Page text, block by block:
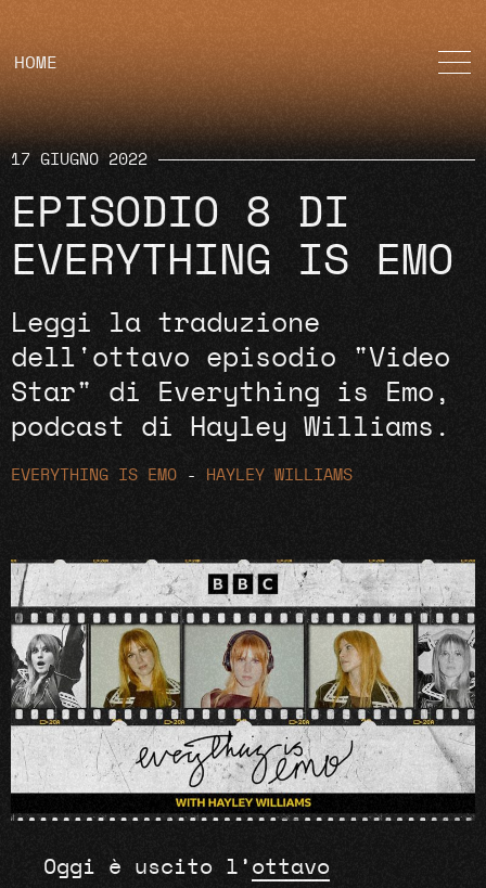
HOME
17 GIUGNO 2022
EPISODIO 8 DI
EVERYTHING IS EMO
Leggi la traduzione
dell'ottavo episodio "Video
Star" di Everything is Emo,
podcast di Hayley Williams.
EVERYTHING IS EMO - HAYLEY WILLIAMS
Oggi è uscito l’ ottavo